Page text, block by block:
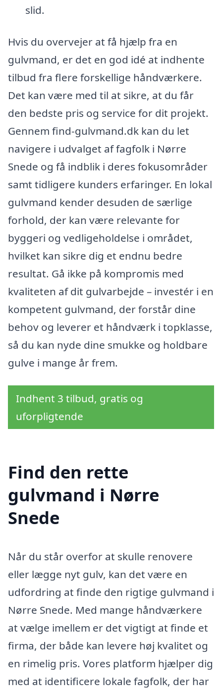
slid.
Hvis du overvejer at få hjælp fra en
gulvmand, er det en god idé at indhente
tilbud fra flere forskellige håndværkere.
Det kan være med til at sikre, at du får
den bedste pris og service for dit projekt.
Gennem find-gulvmand.dk kan du let
navigere i udvalget af fagfolk i Nørre
Snede og få indblik i deres fokusområder
samt tidligere kunders erfaringer. En lokal
gulvmand kender desuden de særlige
forhold, der kan være relevante for
byggeri og vedligeholdelse i området,
hvilket kan sikre dig et endnu bedre
resultat. Gå ikke på kompromis med
kvaliteten af dit gulvarbejde – investér i en
kompetent gulvmand, der forstår dine
behov og leverer et håndværk i topklasse,
så du kan nyde dine smukke og holdbare
gulve i mange år frem.
Indhent 3 tilbud, gratis og
uforpligtende
Find den rette
gulvmand i Nørre
Snede
Når du står overfor at skulle renovere
eller lægge nyt gulv, kan det være en
udfordring at finde den rigtige gulvmand i
Nørre Snede. Med mange håndværkere
at vælge imellem er det vigtigt at finde et
firma, der både kan levere høj kvalitet og
en rimelig pris. Vores platform hjælper dig
med at identificere lokale fagfolk, der har